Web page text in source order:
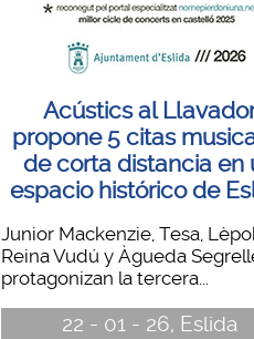
Acústics al
propone 5 citas
de corta distancia en
espacio histórico de
Junior Mackenzie, Tesa,
Reina Vudú y Àgueda
protagonizan la tercera...
22 - 01 - 26, Eslida